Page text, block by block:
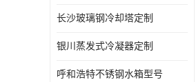
长沙玻璃钢冷却塔定制
银川蒸发式冷凝器定制
呼和浩特不锈钢水箱型号